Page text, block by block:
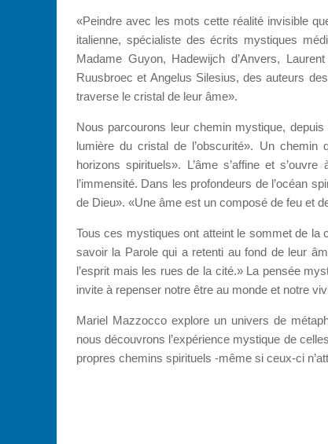
«Peindre avec les mots cette réalité invisible
italienne, spécialiste des écrits mystiques
Madame Guyon, Hadewijch d’Anvers,
Ruusbroec et Angelus Silesius, des auteurs
traverse le cristal de leur âme».
Nous parcourons leur chemin mystique,
lumière du cristal de l’obscurité». Un
horizons spirituels». L’âme s’affine et
l’immensité. Dans les profondeurs de l’océan
de Dieu». «Une âme est un composé de feu et
Tous ces mystiques ont atteint le sommet de la
savoir la Parole qui a retenti au fond de leur
l’esprit mais les rues de la cité.» La pensée
invite à repenser notre être au monde et notre
Mariel Mazzocco explore un univers de
nous découvrons l’expérience mystique de
propres chemins spirituels -même si ceux-ci